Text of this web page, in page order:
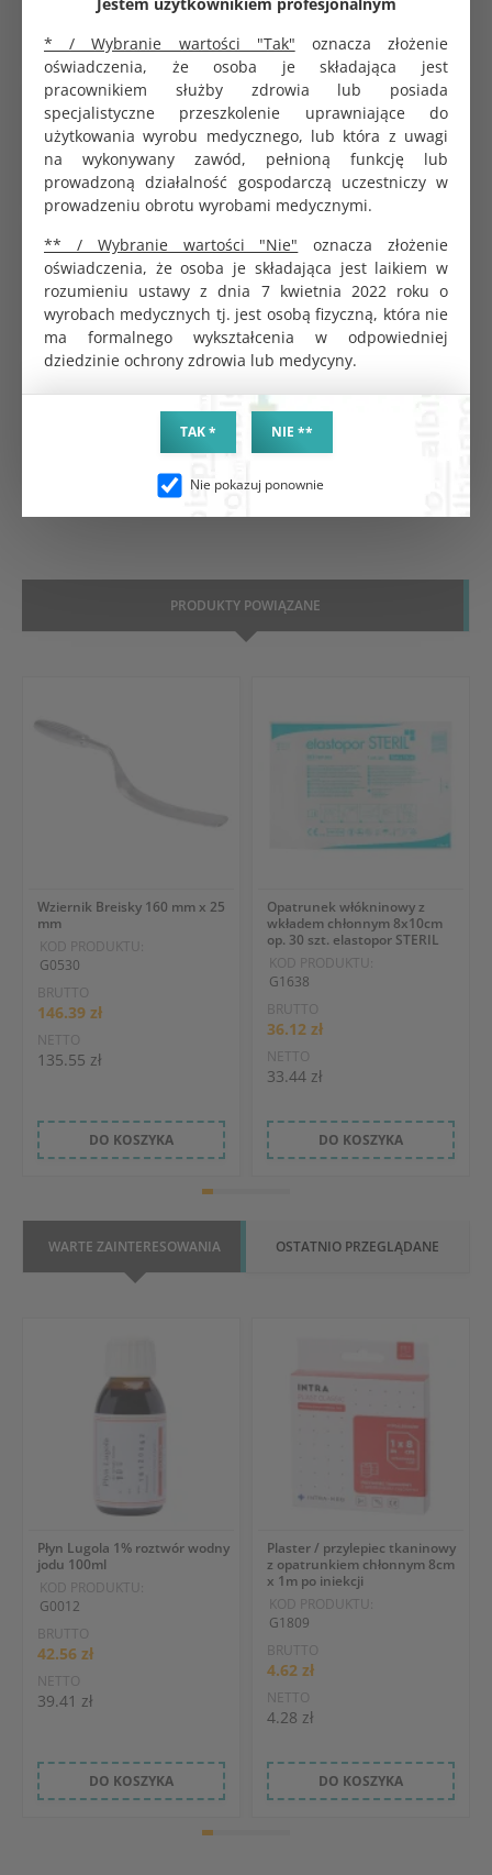
* / Wybranie wartości "Tak" oznacza złożenie
oświadczenia, że osoba je składająca jest
pracownikiem służby zdrowia lub posiada
specjalistyczne przeszkolenie uprawniające do
użytkowania wyrobu medycznego, lub która z uwagi
na wykonywany zawód, pełnioną funkcję lub
prowadzoną działalność gospodarczą uczestniczy w
prowadzeniu obrotu wyrobami medycznymi.
** / Wybranie wartości "Nie" oznacza złożenie
oświadczenia, że osoba je składająca jest laikiem w
rozumieniu ustawy z dnia 7 kwietnia 2022 roku o
wyrobach medycznych tj. jest osobą fizyczną, która nie
ma formalnego wykształcenia w odpowiedniej
dziedzinie ochrony zdrowia lub medycyny.
TAK * NIE **
Nie pokazuj ponownie
Imadło chirurgiczne Hegar 160 mm Black
95.22 zł
Imadło chirurgiczne Mayo-Hegar 140 mm Gold
147.60 zł
147.60 zł
PRODUKTY POWIĄZANE
Wziernik Breisky 160 mm x 25
mm
KOD PRODUKTU:
G0530
BRUTTO
146.39 zł
NETTO
135.55 zł
DO KOSZYKA
Opatrunek włókninowy z
wkładem chłonnym 8x10cm
op. 30 szt. elastopor STERIL
KOD PRODUKTU:
G1638
BRUTTO
36.12 zł
NETTO
33.44 zł
DO KOSZYKA
WARTE ZAINTERESOWANIA OSTATNIO PRZEGLĄDANE
Płyn Lugola 1% roztwór wodny
jodu 100ml
KOD PRODUKTU:
G0012
BRUTTO
42.56 zł
NETTO
39.41 zł
DO KOSZYKA
Plaster / przylepiec tkaninowy
z opatrunkiem chłonnym 8cm
x 1m po iniekcji
KOD PRODUKTU:
G1809
BRUTTO
4.62 zł
NETTO
4.28 zł
DO KOSZYKA